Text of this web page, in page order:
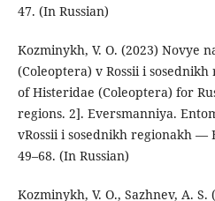
47. (In Russian)
Kozminykh, V. O. (2023) Novye
(Coleoptera) v Rossii i
of Histeridae (Coleoptera) for
regions. 2]. Eversmanniya.
vRossii i sosednikh regionakh —
49–68. (In Russian)
Kozminykh, V. O., Sazhnev, A.